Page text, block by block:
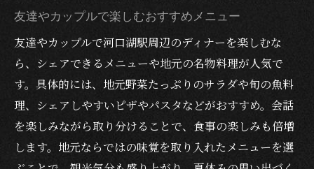
友達やカップルで楽しむおすすめメニュー
友達やカップルで河口湖駅周辺のディナーを楽しむな
ら、シェアできるメニューや地元の名物料理が人気で
す。具体的には、地元野菜たっぷりのサラダや旬の魚料
理、シェアしやすいピザやパスタなどがおすすめ。会話
を楽しみながら取り分けることで、食事の楽しみも倍増
します。地元ならではの味覚を取り入れたメニューを選